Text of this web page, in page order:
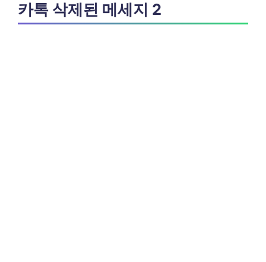
카톡 삭제된 메세지 2